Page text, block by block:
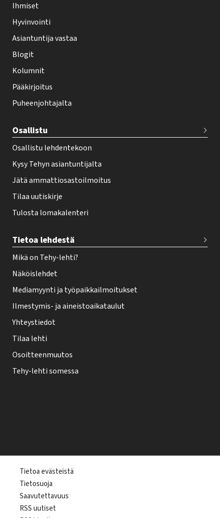
e
h
t
i
f
o
t
r
Ihmiset
Hyvinvointi
Asiantuntija vastaa
Blogit
Kolumnit
Pääkirjoitus
Puheenjohtajalta
Osallistu
Osallistu lehdentekoon
Kysy Tehyn asiantuntijalta
Jätä ammattiosastoilmoitus
Tilaa uutiskirje
Tulosta lomakalenteri
Tietoa lehdestä
Mikä on Tehy-lehti?
Näköislehdet
Mediamyynti ja työpaikkailmoitukset
Ilmestymis- ja aineistoaikataulut
Yhteystiedot
Tilaa lehti
Osoitteenmuutos
Tehy-lehti somessa
Tietoa evästeistä
Tietosuoja
Saavutettavuus
RSS uutiset